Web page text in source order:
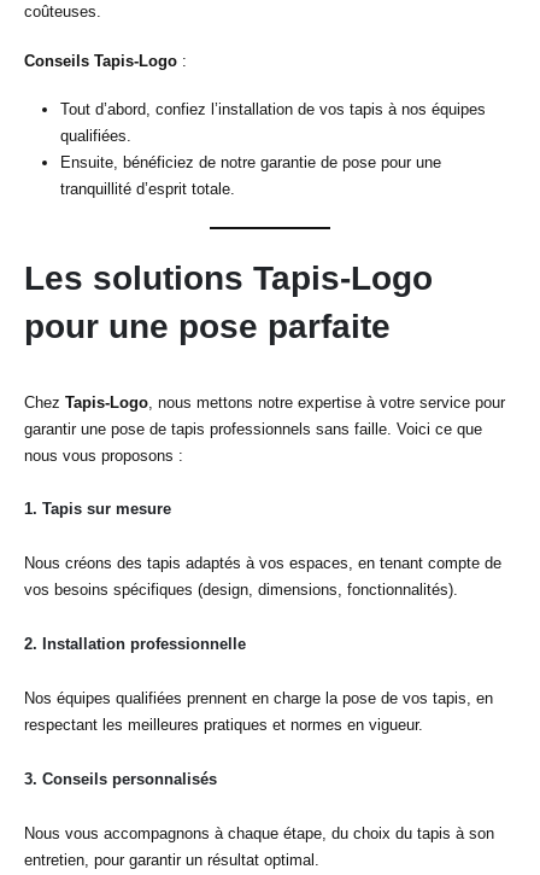
coûteuses.
Conseils Tapis-Logo :
Tout d’abord, confiez l’installation de vos tapis à nos équipes
qualifiées.
Ensuite, bénéficiez de notre garantie de pose pour une
tranquillité d’esprit totale.
Les solutions Tapis-Logo
pour une pose parfaite
Chez Tapis-Logo , nous mettons notre expertise à votre service pour
garantir une pose de tapis professionnels sans faille. Voici ce que
nous vous proposons :
1. Tapis sur mesure
Nous créons des tapis adaptés à vos espaces, en tenant compte de
vos besoins spécifiques (design, dimensions, fonctionnalités).
2. Installation professionnelle
Nos équipes qualifiées prennent en charge la pose de vos tapis, en
respectant les meilleures pratiques et normes en vigueur.
3. Conseils personnalisés
Nous vous accompagnons à chaque étape, du choix du tapis à son
entretien, pour garantir un résultat optimal.